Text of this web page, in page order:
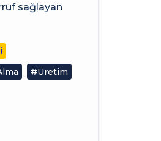
sağlayan
#Üretim